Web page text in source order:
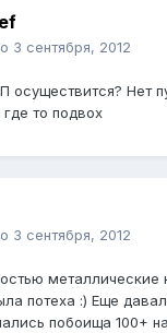
3 сентября, 2012
осуществится? Нет
то подвох
3 сентября, 2012
металлические
потеха :) Еще
побоища 100+